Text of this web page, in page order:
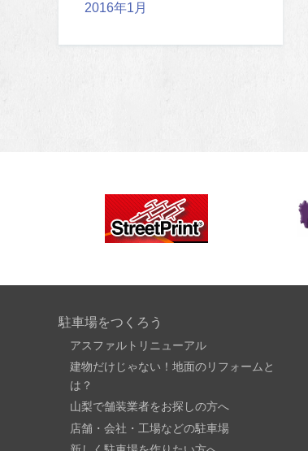
2016年1月
駐車場をつくろう
アスファルトリニューアル
建物だけじゃない！地面のリフォームと
は？
山梨で舗装業者をお探しの方へ
店舗・会社・工場などの駐車場